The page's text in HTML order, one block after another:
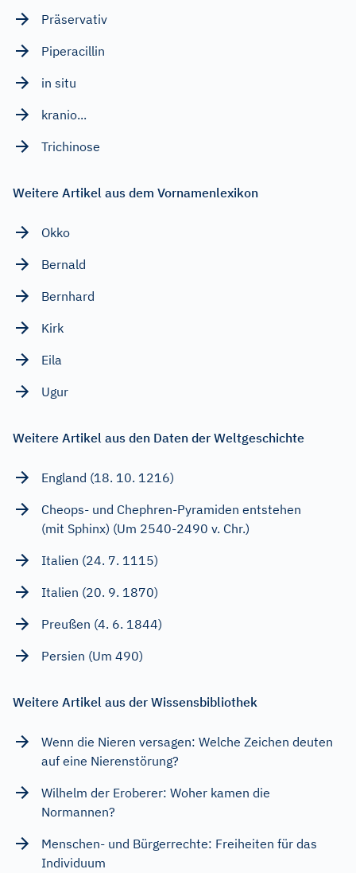
Präservativ
Piperacillin
in situ
kranio...
Trichinose
Weitere Artikel aus dem Vornamenlexikon
Okko
Bernald
Bernhard
Kirk
Eila
Ugur
Weitere Artikel aus den Daten der Weltgeschichte
England (18. 10. 1216)
Cheops- und Chephren-Pyramiden entstehen
(mit Sphinx) (Um 2540-2490 v. Chr.)
Italien (24. 7. 1115)
Italien (20. 9. 1870)
Preußen (4. 6. 1844)
Persien (Um 490)
Weitere Artikel aus der Wissensbibliothek
Wenn die Nieren versagen: Welche Zeichen deuten
auf eine Nierenstörung?
Wilhelm der Eroberer: Woher kamen die
Normannen?
Menschen- und Bürgerrechte: Freiheiten für das
Individuum